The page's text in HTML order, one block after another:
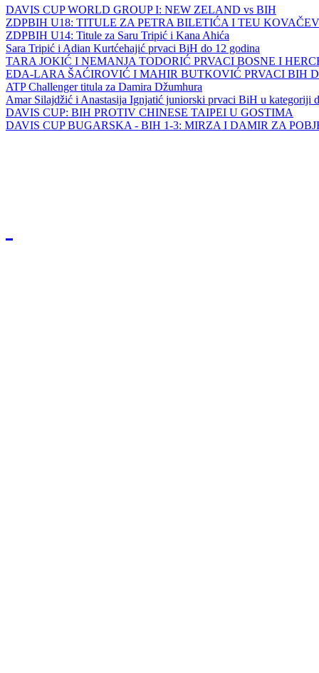
DAVIS CUP WORLD GROUP I: NEW ZELAND vs BIH
ZDPBIH U18: TITULE ZA PETRA BILETIĆA I TEU
ZDPBIH U14: Titule za Saru Tripić i Kana Ahića
Sara Tripić i Adian Kurtćehajić prvaci BiH do 12 godina
TARA JOKIĆ I NEMANJA TODORIĆ PRVACI BOSNE I
EDA-LARA ŠAĆIROVIĆ I MAHIR BUTKOVIĆ PRVACI BIH
ATP Challenger titula za Damira Džumhura
Amar Silajdžić i Anastasija Ignjatić juniorski prvaci BiH u kategoriji
DAVIS CUP: BIH PROTIV CHINESE TAIPEI U GOSTIMA
DAVIS CUP BUGARSKA - BIH 1-3: MIRZA I DAMIR ZA